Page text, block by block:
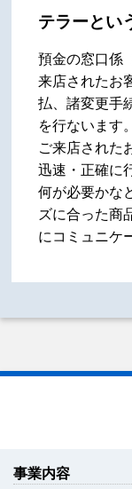
テラーとい
預金の窓口係
来店されたお
払、諸変更手
を行ないます。
ご来店された
迅速・正確に
何が必要かな
ズに合った商
にコミュニケ
事業内容